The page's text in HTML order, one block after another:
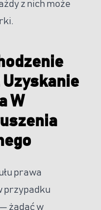
z nich może
Uzyskanie
W
prawa
przypadku
żądać w